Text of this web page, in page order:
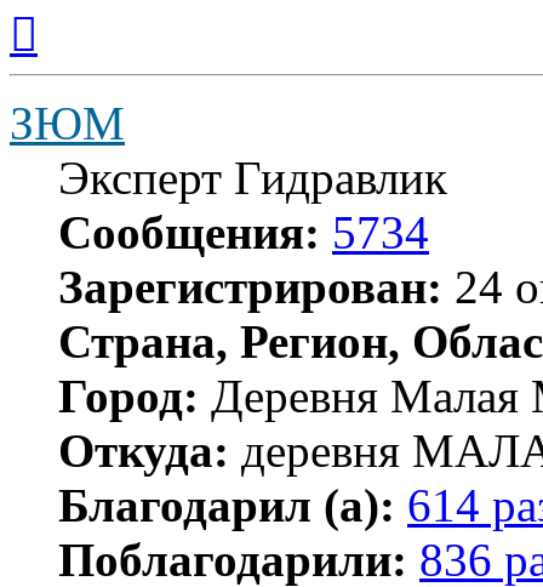
началу
ЗЮМ
Эксперт Гидравлик
Сообщения: 5734
Зарегистрирован: 24
Страна, Регион,
Город: Деревня Малая
Откуда: деревня
Благодарил (а): 614
Поблагодарили: 836